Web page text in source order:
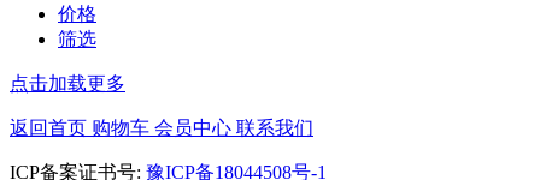
价格
筛选
点击加载更多
返回首页 购物车 会员中心 联系我们
ICP备案证书号: 豫ICP备18044508号-1